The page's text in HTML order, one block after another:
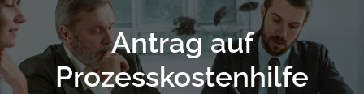
Antrag auf
Prozesskostenhilfe